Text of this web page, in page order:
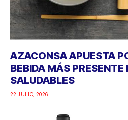
AZACONSA APUESTA
BEBIDA MÁS
SALUDABLES
22 JULIO, 2026